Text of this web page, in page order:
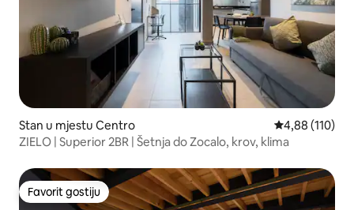
Stan u mjestu Centro prosječna
4,88 (110)
ZIELO | Superior 2BR | Šetnja do Zocalo, krov, klima
Favorit gostiju
Favorit gostiju